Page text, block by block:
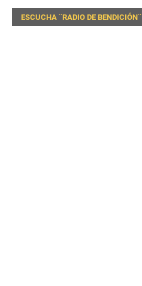
ESCUCHA ¨RADIO DE BENDICIÓN¨